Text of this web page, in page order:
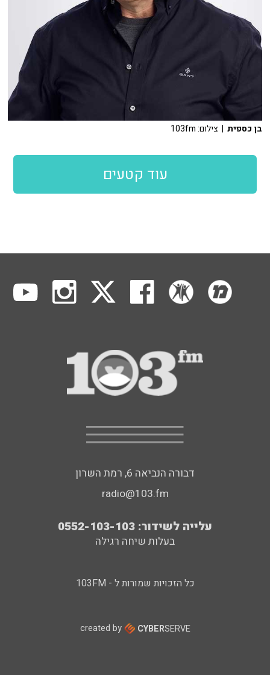
בן כספית | צילום: 103fm
עוד קטעים
דבורה הנביאה 6, רמת השרון
radio@103.fm
עלייה לשידור: 0552-103-103
בעלות שיחה רגילה
כל הזכויות שמורות ל - 103FM
created by CYBERSERVE